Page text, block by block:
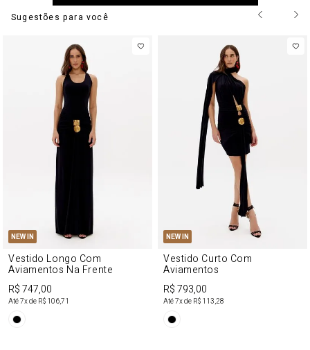
Sugestões para você
NEW IN
Vestido Longo Com
Aviamentos Na Frente
R$ 747,00
Até7x de R$ 106,71
NEW IN
Vestido Curto Com
Aviamentos
R$ 793,00
Até7x de R$ 113,28